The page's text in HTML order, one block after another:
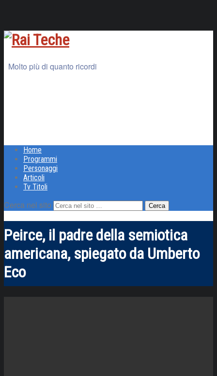
Molto più di quanto ricordi
Home
Programmi
Personaggi
Articoli
Tv Titoli
Cerca nel sito
Peirce, il padre della semiotica
americana, spiegato da Umberto
Eco